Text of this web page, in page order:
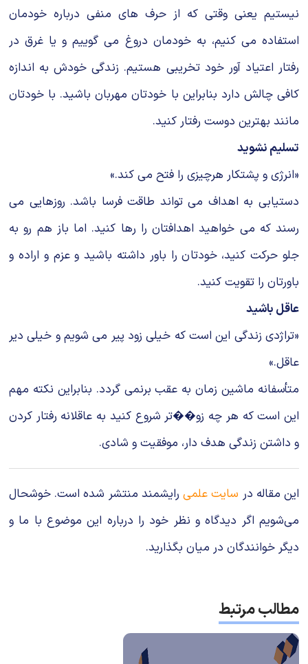
نیستیم یعنی وقتی که از حرف های منفی درباره خودمان
استفاده می کنیم، به خودمان دروغ می گوییم و یا غرق در
رفتار اعتیاد آور خود تخریبی هستیم. زندگی خودش به اندازه
کافی چالش دارد بنابراین با خودتان مهربان باشید. با خودتان
مانند بهترین دوست رفتار کنید.
تسلیم نشوید
«انرژی و پشتکار هرچیزی را فتح می کند.»
دستیابی به اهداف می تواند طاقت فرسا باشد. روزهایی می
رسند که می خواهید اهدافتان را رها کنید. اما باز هم رو به
جلو حرکت کنید، خودتان را باور داشته باشید و عزم و اراده و
باورتان را تقویت کنید.
عاقل باشید
«تراژدی زندگی این است که خیلی زود پیر می شویم و خیلی دیر
عاقل.»
متأسفانه ماشین زمان به عقب برنمی گردد. بنابراین نکته مهم
این است که هر چه زو��تر شروع کنید به عاقلانه رفتار کردن
و داشتن زندگی هدف دار، موفقیت و شادی.
این مقاله در سایت علمیرایشمند منتشر شده است. خوشحال
می‌شویم اگر دیدگاه و نظر خود را درباره این موضوع با ما و
دیگر خوانندگان در میان بگذارید.
مطالب مرتبط